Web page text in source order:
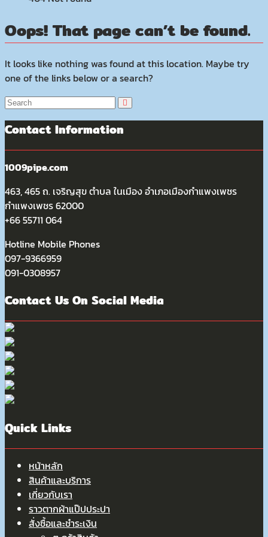
Oops! That page can’t be found.
It looks like nothing was found at this location. Maybe try
one of the links below or a search?
Contact Information
1009pipe.com
463, 465 ถ. เจริญสุข ตำบล ในเมือง อำเภอเมืองกำแพงเพชร
กำแพงเพชร 62000
+66 55711 064
Hotline Mobile Phones
097-9366959
091-0308957
Contact Us On Social Media
Quick Links
หน้าหลัก
สินค้าและบริการ
เกี่ยวกับเรา
ราวตากผ้าแป๊ปประปา
สั่งซื้อและชำระเงิน